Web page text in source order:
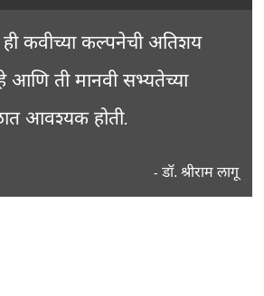
कवीच्या कल्पनेची अतिशय
आणि ती मानवी सभ्यतेच्या
आवश्यक होती.
- डॉ. श्रीराम लागू